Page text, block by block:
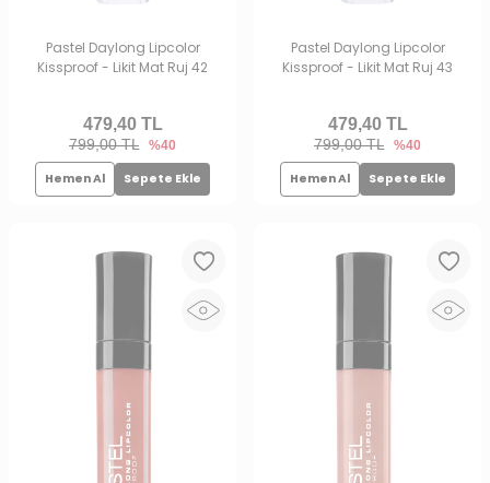
Pastel Daylong Lipcolor
Kissproof - Likit Mat Ruj 42
799,00 TL %40
479,40TL
Hemen Al Sepete Ekle
Pastel Daylong Lipcolor
Kissproof - Likit Mat Ruj 43
799,00 TL %40
479,40TL
Hemen Al Sepete Ekle